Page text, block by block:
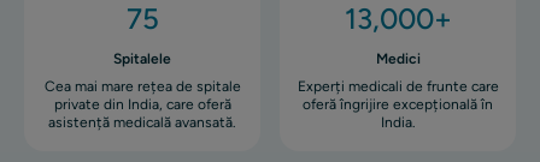
75
Spitalele
Cea mai mare rețea de spitale
private din India, care oferă
asistență medicală avansată.
13,000+
Medici
Experți medicali de frunte care
oferă îngrijire excepțională în
India.